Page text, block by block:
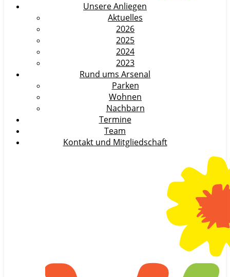
Unsere Anliegen
Aktuelles
2026
2025
2024
2023
Rund ums Arsenal
Parken
Wohnen
Nachbarn
Termine
Team
Kontakt und Mitgliedschaft